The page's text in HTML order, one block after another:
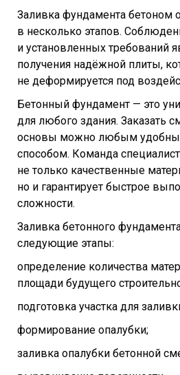
Заливка фундамента бетоном
в несколько этапов.
и установленных требований
получения надёжной плиты,
не деформируется под
Бетонный фундамент — это
для любого здания. Заказать
основы можно любым
способом. Команда
не только качественные
но и гарантирует быстрое
сложности.
Заливка бетонного
следующие этапы:
определение количества
площади будущего
подготовка участка для
формирование опалубки;
заливка опалубки бетонной